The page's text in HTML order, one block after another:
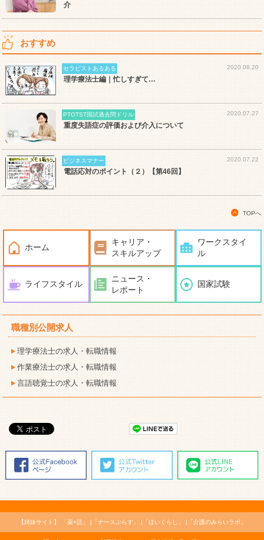
介
おすすめ
セラピストあるある 2020.08.20
理学療法士編｜忙しすぎて…
PTOTST国試過去問ドリル 2020.07.27
重度失語症の評価および介入について
ビジネスマナー 2020.07.22
電話応対のポイント（２）【第46回】
TOPへ
ホーム
キャリア・
スキルアップ
ワークスタイ
ル
ライフスタイル
ニュース・
レポート
国家試験
職種別公開求人
理学療法士の求人・転職情報
作業療法士の求人・転職情報
言語聴覚士の求人・転職情報
【姉妹サイト】 「薬+読」 「ナースぷらす」 「ほいくらし」 「介護のみらいラボ」